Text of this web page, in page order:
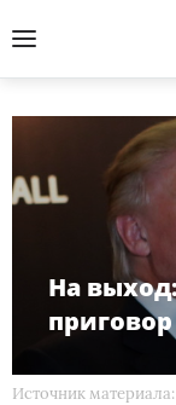
На
Источник материала: